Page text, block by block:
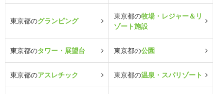
東京都のグランピング
東京都の牧場・レジャー＆リ
ゾート施設
東京都のタワー・展望台 東京都の公園
東京都のアスレチック 東京都の温泉・スパリゾート